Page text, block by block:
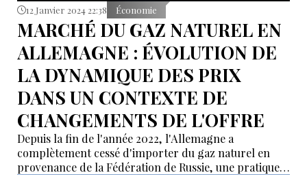
12 Janvier 2024 22:38 Économie
MARCHÉ DU GAZ NATUREL EN
ALLEMAGNE : ÉVOLUTION DE
LA DYNAMIQUE DES PRIX
DANS UN CONTEXTE DE
CHANGEMENTS DE L'OFFRE
Depuis la fin de l'année 2022, l'Allemagne a
complètement cessé d'importer du gaz naturel en
provenance de la Fédération de Russie, une pratique